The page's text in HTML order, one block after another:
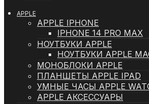
APPLE
APPLE IPHONE
IPHONE 14 PRO MAX
НОУТБУКИ APPLE
НОУТБУКИ APPLE
МОНОБЛОКИ APPLE
ПЛАНШЕТЫ APPLE IPAD
УМНЫЕ ЧАСЫ APPLE
APPLE АКСЕССУАРЫ